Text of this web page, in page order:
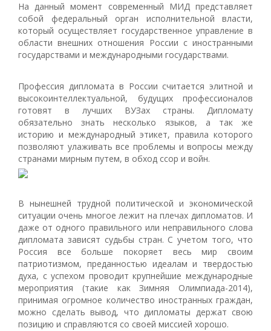
На данный момент современный МИД представляет
собой федеральный орган исполнительной власти,
который осуществляет государственное управление в
области внешних отношения России с иностранными
государствами и международными государствами.
Профессия дипломата в России считается элитной и
высокоинтеллектуальной, будущих профессионалов
готовят в лучших ВУЗах страны. Дипломату
обязательно знать несколько языков, а так же
историю и международный этикет, правила которого
позволяют улаживать все проблемы и вопросы между
странами мирным путем, в обход ссор и войн.
В нынешней трудной политической и экономической
ситуации очень многое лежит на плечах дипломатов. И
даже от одного правильного или неправильного слова
дипломата зависят судьбы стран. С учетом того, что
Россия все больше покоряет весь мир своим
патриотизмом, преданностью идеалам и твердостью
духа, с успехом проводит крупнейшие международные
мероприятия (такие как Зимняя Олимпиада-2014),
принимая огромное количество иностранных граждан,
можно сделать вывод, что дипломаты держат свою
позицию и справляются со своей миссией хорошо.